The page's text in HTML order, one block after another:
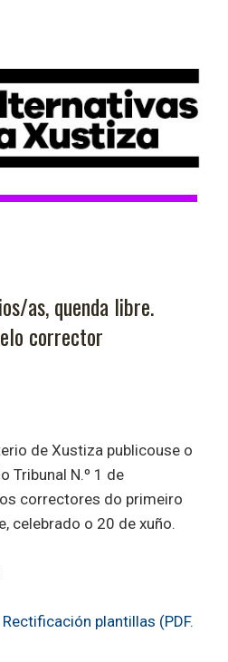
as, quenda libre.
corrector
de Xustiza publicouse o
Tribunal N.º 1 de
correctores do primeiro
celebrado o 20 de xuño.
plantillas (PDF.